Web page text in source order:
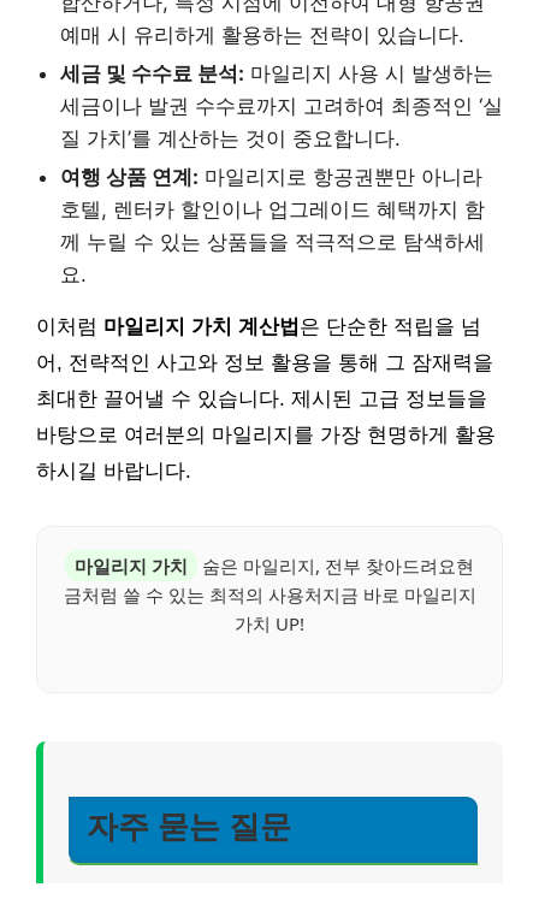
예매 시 유리하게 활용하는 전략이 있습니다.
세금 및 수수료 분석: 마일리지 사용 시 발생하는
세금이나 발권 수수료까지 고려하여 최종적인 ‘실
질 가치’를 계산하는 것이 중요합니다.
여행 상품 연계: 마일리지로 항공권뿐만 아니라
호텔, 렌터카 할인이나 업그레이드 혜택까지 함
께 누릴 수 있는 상품들을 적극적으로 탐색하세
요.
이처럼 마일리지 가치 계산법 은 단순한 적립을 넘
어, 전략적인 사고와 정보 활용을 통해 그 잠재력을
최대한 끌어낼 수 있습니다. 제시된 고급 정보들을
바탕으로 여러분의 마일리지를 가장 현명하게 활용
하시길 바랍니다.
마일리지 가치
숨은 마일리지, 전부 찾아드려요현
금처럼 쓸 수 있는 최적의 사용처지금 바로 마일리지
가치 UP!
자주 묻는 질문